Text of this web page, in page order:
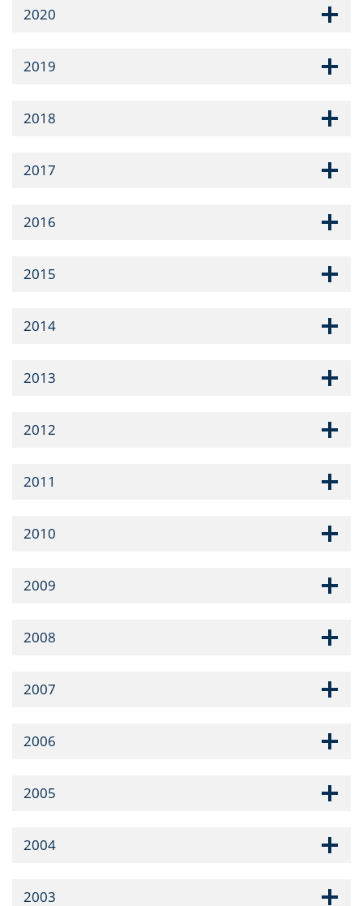
2020
2019
2018
2017
2016
2015
2014
2013
2012
2011
2010
2009
2008
2007
2006
2005
2004
2003